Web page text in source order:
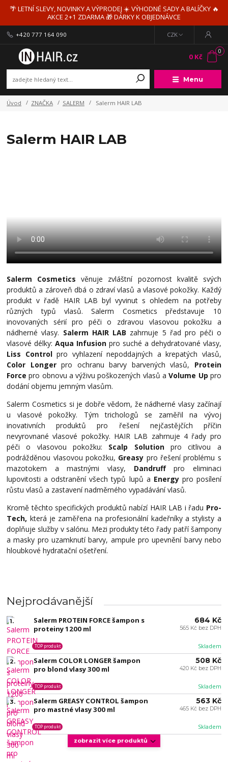
🌴 LETNÍ SLEVY, NOVINKY A VÝPRODEJ ☀️ VÝHODNÉ SADY A BALÍČKY 🔥
AKCE 2+1 ZDARMA 🎁 DÁRKY K OBJEDNÁVCE
Menu
CZK
+420 777 164 090
0
0 Kč
Úvod ZNAČKA SALERM Salerm HAIR LAB
Salerm HAIR LAB
Salerm Cosmetics věnuje zvláštní pozornost kvalitě svých
produktů a zároveň dbá o zdraví vlasů a vlasové pokožky. Každý
produkt v řadě HAIR LAB byl vyvinut s ohledem na potřeby
různých typů vlasů. Salerm Cosmetics představuje 10
inovovaných sérií pro péči o zdravou vlasovou pokožku a
nádherné vlasy. Salerm HAIR LAB zahrnuje 5 řad pro péči o
vlasové délky:Aqua Infusion pro suché a dehydratované vlasy,
Liss Controlpro vyhlazení nepoddajných a krepatých vlasů,
Color Longerpro ochranu barvy barvených vlasů, Protein
Force pro obnovu a výživu poškozených vlasů aVolume Up pro
dodání objemu jemným vlasům.
Salerm Cosmetics si je dobře vědom, že nádherné vlasy začínají
u vlasové pokožky. Tým trichologů se zaměřil na vývoj
inovativních produktů pro řešení nejčastějčích příčin
nevyrovnané vlasové pokožky. HAIR LAB zahrnuje 4 řady pro
péči o vlasovou pokožku: Scalp Solutionpro citlivou a
podrážděnou vlasovou pokožku, Greasy pro řešení problému s
mazotokem a mastnými vlasy, Dandruffpro eliminaci
lupovitosti a odstranění všech typů lupů a Energypro posílení
růstu vlasů a zastavení nadměrného vypadávání vlasů.
Kromě těchto specifických produktů nabízí HAIR LAB i řadu Pro-
Tech, která je zaměřena na profesionální kadeřníky a stylisty a
doplňuje služby v salónu. Mezi produkty této řady patří šampony
a masky pro uzamknutí barvy, ampule pro upevnění barvy nebo
hloubkové hydratační ošetření.
Nejprodávanější
1.
Salerm PROTEIN FORCE šampon s
proteiny 1200 ml
Skladem
TOP produkt
684 Kč
565 Kč bez DPH
2.
Salerm COLOR LONGER šampon
pro blond vlasy 300 ml
Skladem
TOP produkt
508 Kč
420 Kč bez DPH
3.
Salerm GREASY CONTROL šampon
pro mastné vlasy 300 ml
Skladem
TOP produkt
563 Kč
465 Kč bez DPH
zobrazit více produktů